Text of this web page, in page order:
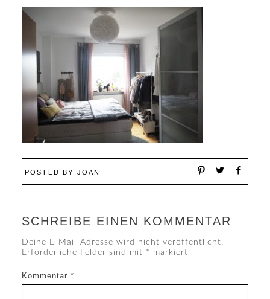
POSTED BY JOAN
SCHREIBE EINEN KOMMENTAR
Deine E-Mail-Adresse wird nicht veröffentlicht.
Erforderliche Felder sind mit * markiert
Kommentar *